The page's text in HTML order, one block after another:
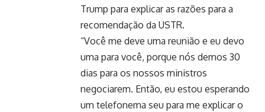
Trump para explicar as razões para a
recomendação da USTR.
“Você me deve uma reunião e eu devo
uma para você, porque nós demos 30
dias para os nossos ministros
negociarem. Então, eu estou esperando
um telefonema seu para me explicar o